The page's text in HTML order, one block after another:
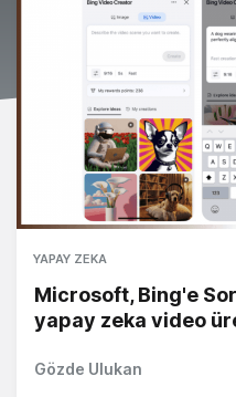
YAPAY ZEKA
Microsoft, Bing'e
yapay zeka video
Gözde Ulukan